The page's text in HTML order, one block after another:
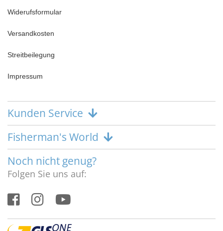
Widerufsformular
Versandkosten
Streitbeilegung
Impressum
Kunden Service
Fisherman's World
Noch nicht genug?
Folgen Sie uns auf: